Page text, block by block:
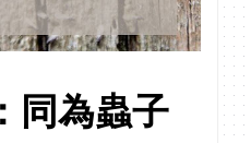
同為蟲子